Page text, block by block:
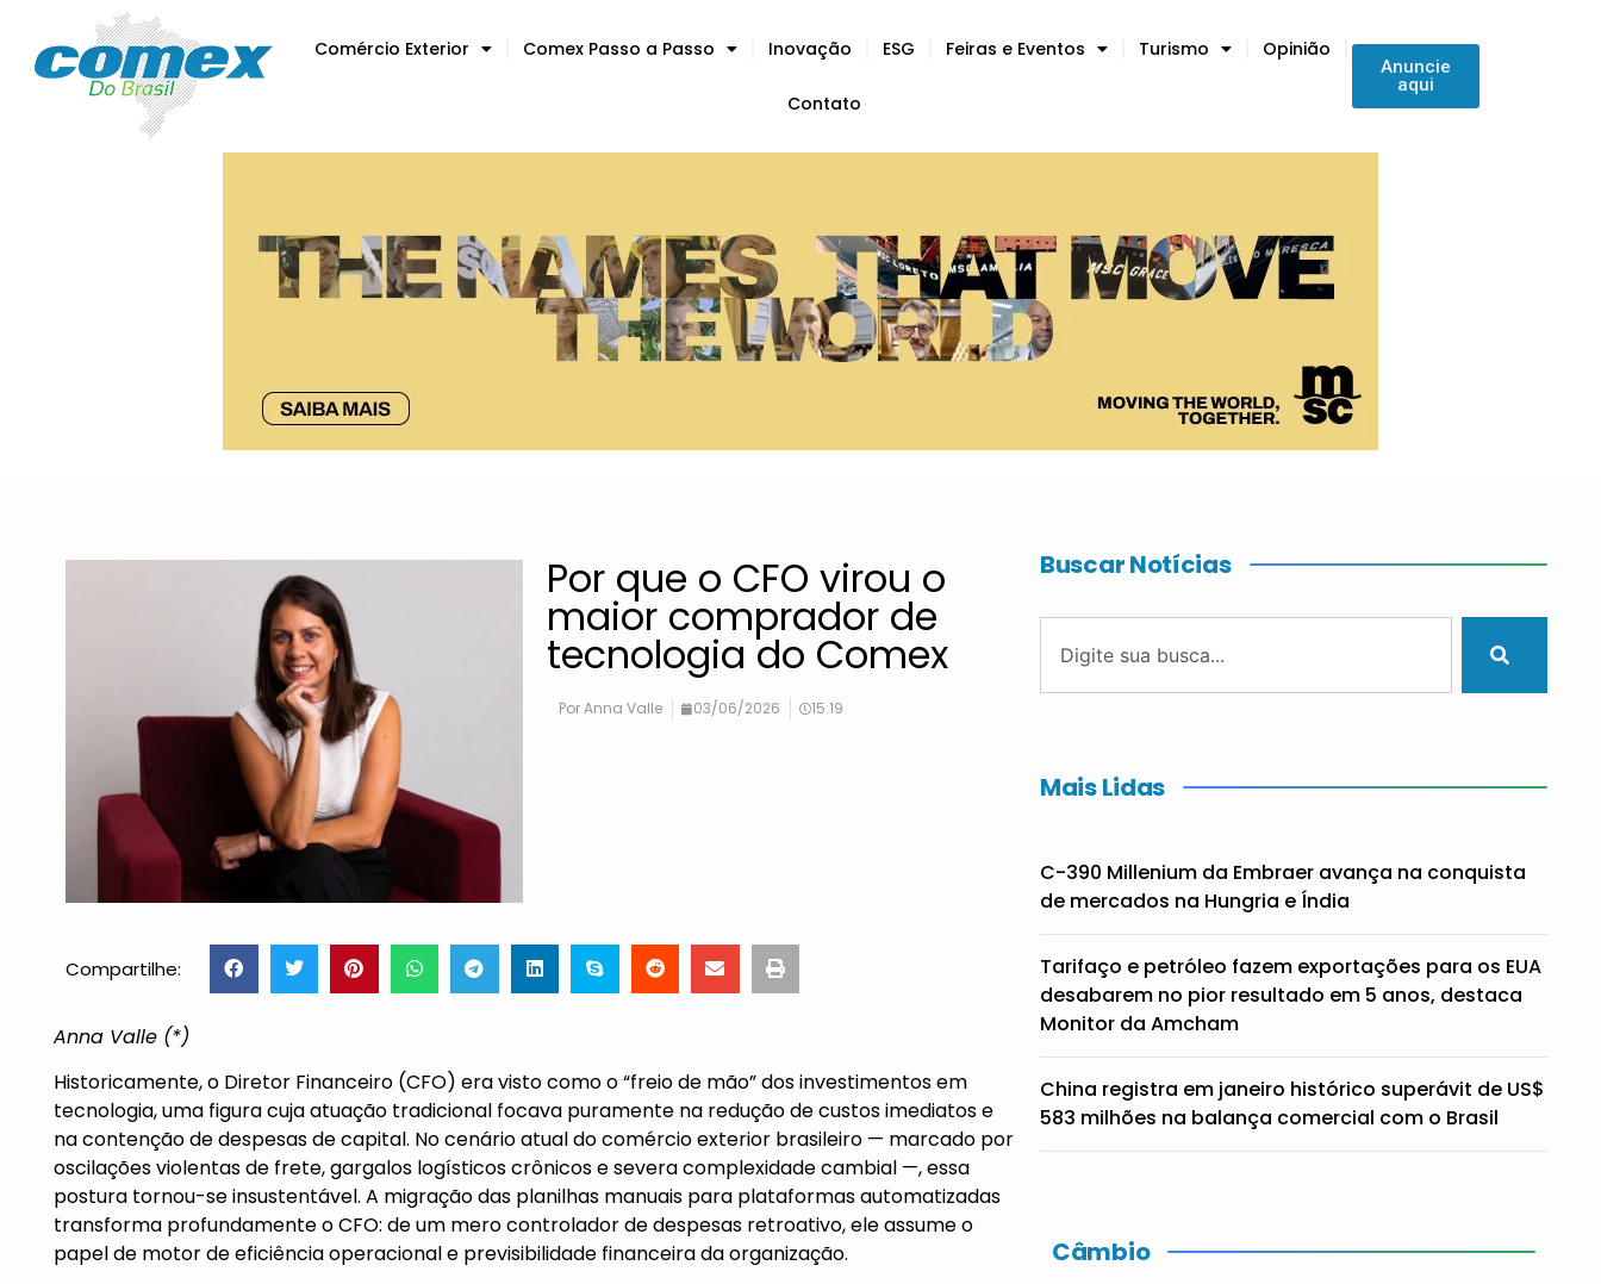
Comércio Exterior Comex Passo a Passo Inovação ESG Feiras e Eventos Turismo Opinião
Contato
Anuncie
aqui
Por que o CFO virou o
maior comprador de
tecnologia do Comex
PorAnna Valle 03/06/2026 15:19
Compartilhe:
Anna Valle (*)
Historicamente, o Diretor Financeiro (CFO) era visto como o “freio de mão” dos investimentos em
tecnologia, uma figura cuja atuação tradicional focava puramente na redução de custos imediatos e
na contenção de despesas de capital. No cenário atual do comércio exterior brasileiro — marcado por
oscilações violentas de frete, gargalos logísticos crônicos e severa complexidade cambial —, essa
postura tornou-se insustentável. A migração das planilhas manuais para plataformas automatizadas
transforma profundamente o CFO: de um mero controlador de despesas retroativo, ele assume o
papel de motor de eficiência operacional e previsibilidade financeira da organização.
Buscar Notícias
Mais Lidas
C-390 Millenium da Embraer avança na conquista
de mercados na Hungria e Índia
Tarifaço e petróleo fazem exportações para os EUA
desabarem no pior resultado em 5 anos, destaca
Monitor da Amcham
China registra em janeiro histórico superávit de US$
583 milhões na balança comercial com o Brasil
Câmbio